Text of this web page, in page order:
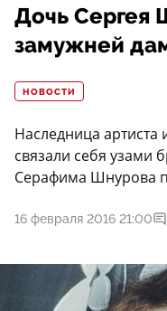
Дочь Сергея
замужней
НОВОСТИ
Наследница артиста
связали себя узами
Серафима Шнурова
16 февраля 2016 21:00